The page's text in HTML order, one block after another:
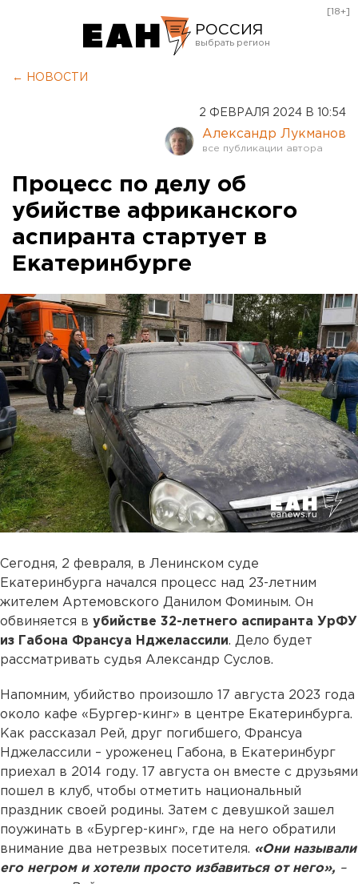
РОССИЯ
Оренбург
[18+]
← НОВОСТИ
2 ФЕВРАЛЯ 2024 В 10:54
Александр Лукманов
Процесс по делу об
убийстве африканского
аспиранта стартует в
Екатеринбурге
Сегодня, 2 февраля, в Ленинском суде
Екатеринбурга начался процесс над 23-летним
жителем Артемовского Данилом Фоминым. Он
обвиняется в убийстве 32-летнего аспиранта УрФУ
из Габона Франсуа Нджелассили. Дело будет
рассматривать судья Александр Суслов.
Напомним, убийство произошло 17 августа 2023 года
около кафе «Бургер-кинг» в центре Екатеринбурга.
Как рассказал Рей, друг погибшего, Франсуа
Нджелассили – уроженец Габона, в Екатеринбург
приехал в 2014 году. 17 августа он вместе с друзьями
пошел в клуб, чтобы отметить национальный
праздник своей родины. Затем с девушкой зашел
поужинать в «Бургер-кинг», где на него обратили
внимание два нетрезвых посетителя. «Они называли
его негром и хотели просто избавиться от него», –